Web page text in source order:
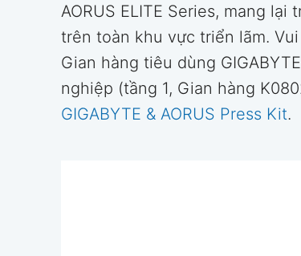
AORUS ELITE Series, mang
trên toàn khu vực triển lãm.
Gian hàng tiêu dùng
nghiệp (tầng 1, Gian hàng
GIGABYTE & AORUS Press Kit.